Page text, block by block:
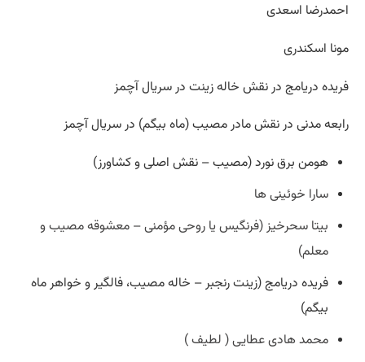
احمدرضا اسعدی
مونا اسکندری
فریده دریامج در نقش خاله زینت در سریال آچمز
رابعه مدنی در نقش مادر مصیب (ماه بیگم) در سریال آچمز
هومن برق نورد (مصیب – نقش اصلی و کشاورز)
سارا خوئینی ها
بیتا سحرخیز (فرنگیس یا روحی مؤمنی – معشوقه مصیب و
معلم)
فریده دریامج (زینت رنجبر – خاله مصیب، فالگیر و خواهر ماه
بیگم)
محمد هادی عطایی ( لطیف )